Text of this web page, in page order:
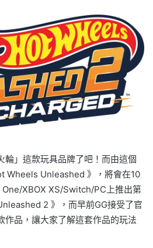
輪」這款玩具品牌了吧！而由這個
Wheels Unleashed 》，將會在10
XBOX XS/Switch/PC上推出第
2 》，而早前GG接受了官
作品，讓大家了解這套作品的玩法